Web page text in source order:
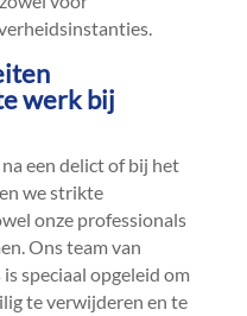
werk bij
een delict of bij het
we strikte
onze professionals
Ons team van
speciaal opgeleid om
te verwijderen en te